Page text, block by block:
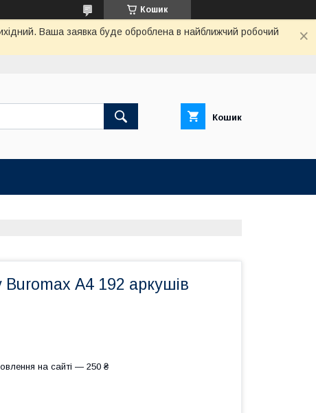
Кошик
Ваша заявка буде оброблена в найближчий робочий
Кошик
Buromax А4 192 аркушів
на сайті — 250 ₴